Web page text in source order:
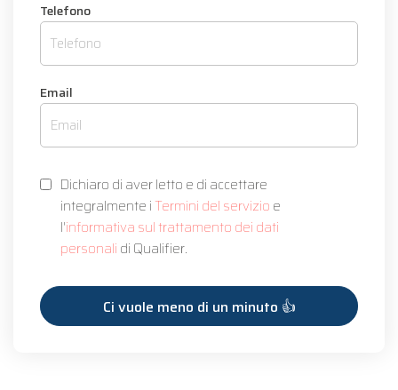
Telefono
Email
Dichiaro di aver letto e di accettare
integralmente i Termini del servizio e
l'informativa sul trattamento dei dati
personali di Qualifier.